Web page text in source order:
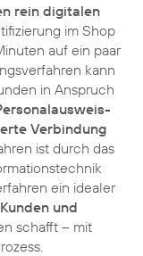
rein digitalen
im Shop
auf ein paar
kann
in Anspruch
Verbindung
ist durch das
ein idealer
und
schafft – mit